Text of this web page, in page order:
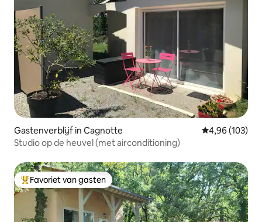
Gastenverblijf in Cagnotte Gemiddelde
4,96 (103)
Studio op de heuvel (met airconditioning)
Topfavoriet van gasten
Favoriet van gasten